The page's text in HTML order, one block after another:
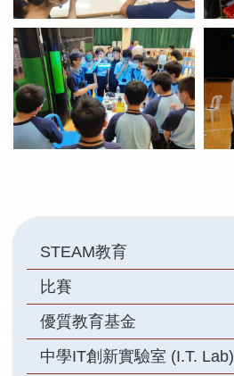
Main
navigation
STEAM教育
比賽
優質教育基金
中學IT創新實驗室 (I.T. Lab)